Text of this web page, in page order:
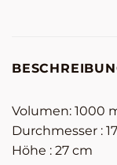
Volumen: 1000
Durchmesser :
Höhe : 27 cm